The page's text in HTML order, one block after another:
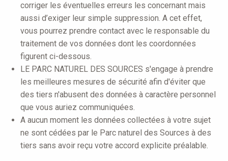
corriger les éventuelles erreurs les concernant mais
aussi d’exiger leur simple suppression. A cet effet,
vous pourrez prendre contact avec le responsable du
traitement de vos données dont les coordonnées
figurent ci-dessous.
LE PARC NATUREL DES SOURCES s'engage à prendre
les meilleures mesures de sécurité afin d'éviter que
des tiers n'abusent des données à caractère personnel
que vous auriez communiquées.
A aucun moment les données collectées à votre sujet
ne sont cédées par le Parc naturel des Sources à des
tiers sans avoir reçu votre accord explicite préalable.